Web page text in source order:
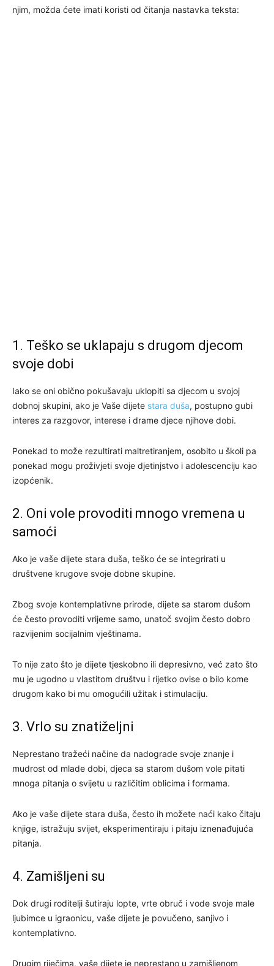
njim, možda ćete imati koristi od čitanja nastavka teksta:
1. Teško se uklapaju s drugom djecom
svoje dobi
Iako se oni obično pokušavaju uklopiti sa djecom u svojoj
dobnoj skupini, ako je Vaše dijete stara duša, postupno gubi
interes za razgovor, interese i drame djece njihove dobi.
Ponekad to može rezultirati maltretiranjem, osobito u školi pa
ponekad mogu proživjeti svoje djetinjstvo i adolescenciju kao
izopćenik.
2. Oni vole provoditi mnogo vremena u
samoći
Ako je vaše dijete stara duša, teško će se integrirati u
društvene krugove svoje dobne skupine.
Zbog svoje kontemplativne prirode, dijete sa starom dušom
će često provoditi vrijeme samo, unatoč svojim često dobro
razvijenim socijalnim vještinama.
To nije zato što je dijete tjeskobno ili depresivno, već zato što
mu je ugodno u vlastitom društvu i rijetko ovise o bilo kome
drugom kako bi mu omogućili užitak i stimulaciju.
3. Vrlo su znatiželjni
Neprestano tražeći načine da nadograde svoje znanje i
mudrost od mlade dobi, djeca sa starom dušom vole pitati
mnoga pitanja o svijetu u različitim oblicima i formama.
Ako je vaše dijete stara duša, često ih možete naći kako čitaju
knjige, istražuju svijet, eksperimentiraju i pitaju iznenađujuća
pitanja.
4. Zamišljeni su
Dok drugi roditelji šutiraju lopte, vrte obruč i vode svoje male
ljubimce u igraonicu, vaše dijete je povučeno, sanjivo i
kontemplativno.
Drugim riječima, vaše dijete je neprestano u zamišljenom